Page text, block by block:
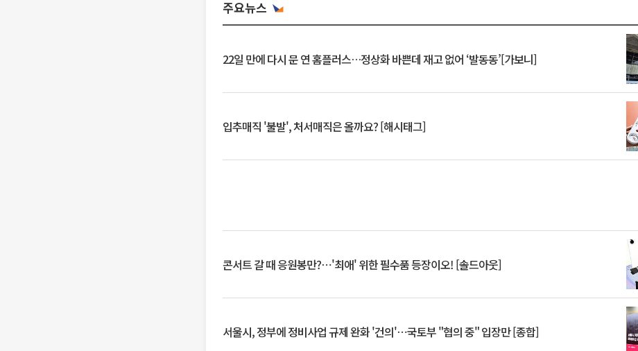
주요뉴스
22일 만에 다시 문 연 홈플러스…정상화 바쁜데 재고 없어 ‘발동동’[가보니]
입추매직 '불발', 처서매직은 올까요? [해시태그]
콘서트 갈 때 응원봉만?⋯'최애' 위한 필수품 등장이오! [솔드아웃]
서울시, 정부에 정비사업 규제 완화 '건의'⋯국토부 "협의 중" 입장만 [종합]